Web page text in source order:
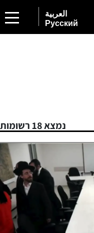
العربية
Русский
נמצא 18 רשומות